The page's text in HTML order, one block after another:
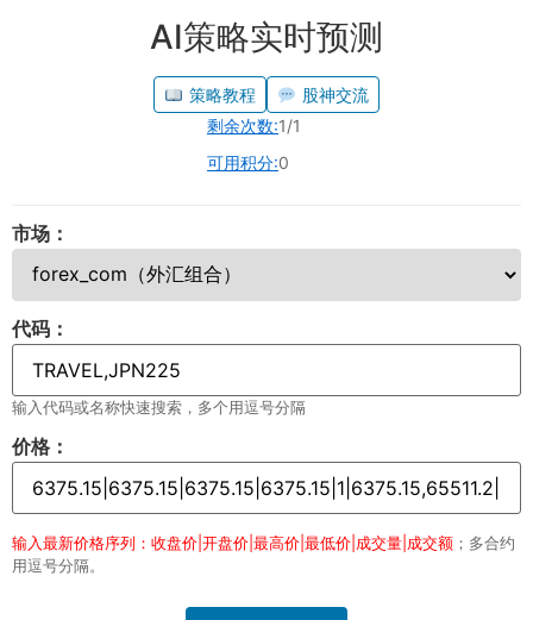
AI策略实时预测
策略教程
股神交流
剩余次数:1/1
可用积分:0
市场：
代码：
输入代码或名称快速搜索，多个用逗号分隔
价格：
输入最新价格序列：收盘价|开盘价|最高价|最低价|成交量|成交额 ；多合约
用逗号分隔。